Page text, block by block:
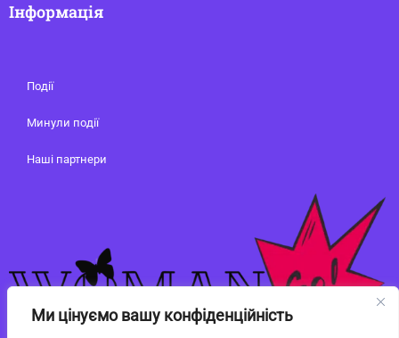
Ми цінуємо вашу конфіденційність
Інформація
Події
Минули події
Наші партнери